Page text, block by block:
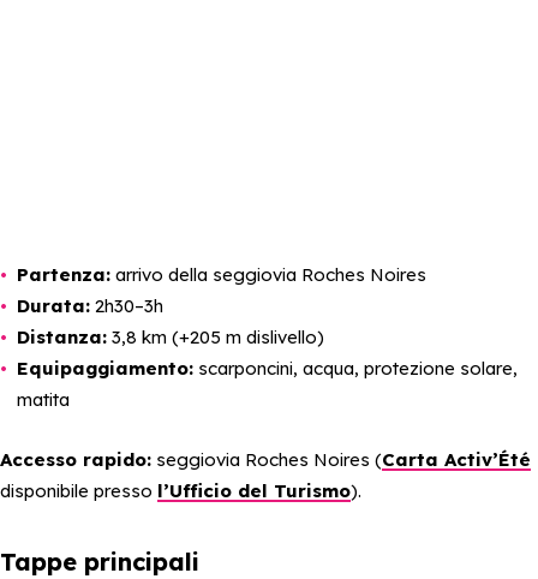
Partenza: arrivo della seggiovia Roches Noires
Durata: 2h30–3h
Distanza: 3,8 km (+205 m dislivello)
Equipaggiamento: scarponcini, acqua, protezione solare,
matita
Accesso rapido: seggiovia Roches Noires (Carta Activ’Été
disponibile presso l’Ufficio del Turismo).
Tappe principali